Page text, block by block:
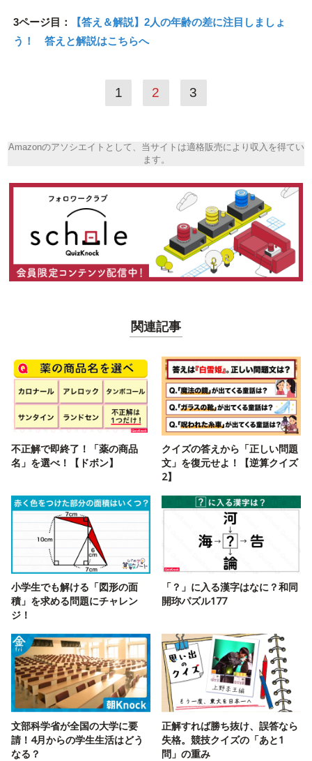
3ページ目：
【答え＆解説】2人の年齢の差に注目しましょ
う！ 答えと解説はこちらへ
1 2 3
Amazonのアソシエイトとして、当サイトは適格販売により収入を得てい
ます。
関連記事
不正解で即終了！「薬の商品
名」を選べ！【ドボン】
クイズの答えから「正しい問題
文」を復元せよ！【逆算クイズ
2】
小学生でも解ける「図形の面
積」を求める問題にチャレン
ジ！
「？」に入る漢字はなに？和同
開珎パズル177
文部科学省が全国の大学に要
請！4月からの学生生活はどう
なる？
正解すれば勝ち抜け、誤答なら
失格。競技クイズの「あと1
問」の重み